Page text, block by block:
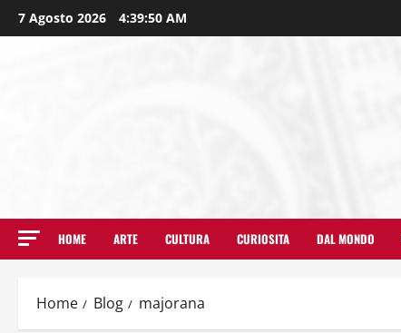
7 Agosto 2026 4:39:51 AM
HOME ARTE CULTURA CURIOSITA DAL MONDO
Home Blog majorana